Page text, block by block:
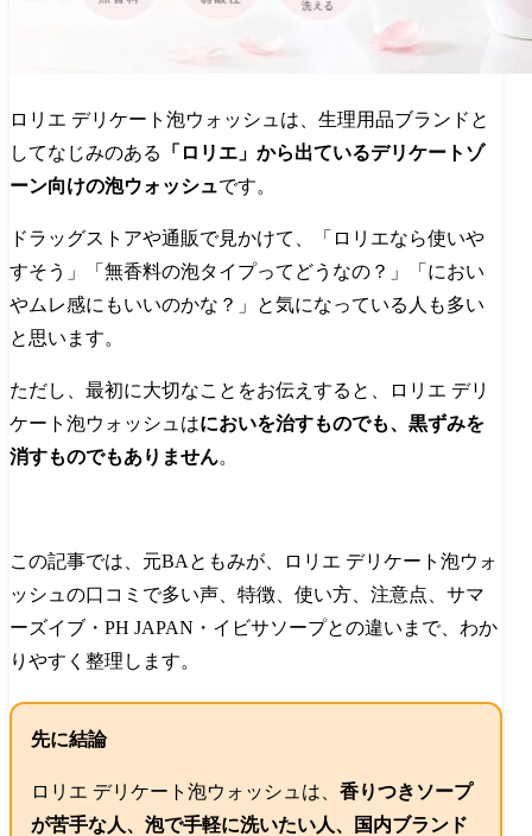
ロリエ デリケート泡ウォッシュは、生理用品ブランドと
してなじみのある
「ロリエ」から出ているデリケートゾ
ーン向けの泡ウォッシュです。
ドラッグストアや通販で見かけて、「ロリエなら使いや
すそう」「無香料の泡タイプってどうなの？」「におい
やムレ感にもいいのかな？」と気になっている人も多い
と思います。
ただし、最初に大切なことをお伝えすると、ロリエ デリ
ケート泡ウォッシュはにおいを治すものでも、黒ずみを
消すものでもありません。
この記事では、元BAともみが、ロリエ デリケート泡ウォ
ッシュの口コミで多い声、特徴、使い方、注意点、サマ
ーズイブ・PH JAPAN・イビサソープとの違いまで、わか
りやすく整理します。
先に結論
ロリエ デリケート泡ウォッシュは、 香りつきソープ
が苦手な人、泡で手軽に洗いたい人、国内ブランド